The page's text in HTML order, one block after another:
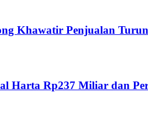
Khawatir Penjualan
Harta Rp237 Miliar dan